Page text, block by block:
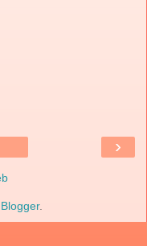
›
Blogger.